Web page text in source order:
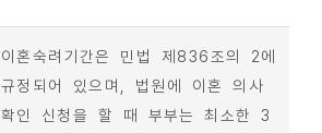
이혼숙려기간은 민법 제836조의 2에
규정되어 있으며, 법원에 이혼 의사
확인 신청을 할 때 부부는 최소한 3